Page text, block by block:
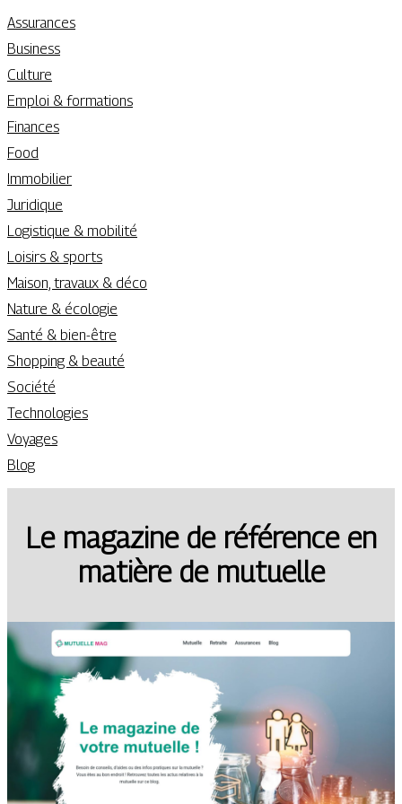
Assurances
Business
Culture
Emploi & formations
Finances
Food
Immobilier
Juridique
Logistique & mobilité
Loisirs & sports
Maison, travaux & déco
Nature & écologie
Santé & bien-être
Shopping & beauté
Société
Technologies
Voyages
Blog
Le magazine de référence en
matière de mutuelle